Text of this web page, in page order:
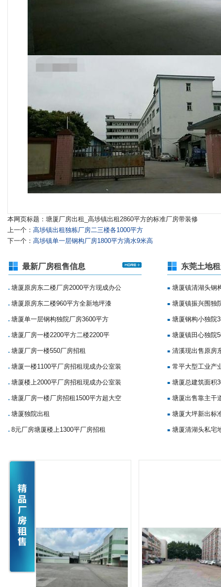
本网页标题：塘厦厂房出租_高埗镇出租2860平方的标准厂房带装修
上一个： 高埗镇出租独栋厂房二三楼各1000平方
下一个： 高埗镇单一层钢构厂房1800平方滴水9米高
最新厂房租售信息
■塘厦原房东二楼厂房2000平方现成办公
■塘厦原房东二楼960平方全新地坪漆
■塘厦单一层钢构独院厂房3600平方
■塘厦厂房一楼2200平方二楼2200平
■塘厦厂房一楼550厂房招租
■塘厦一楼1100平厂房招租现成办公室装
■塘厦楼上2000平厂房招租现成办公室装
■塘厦厂房一楼厂房招租1500平方超大空
■塘厦独院出租
■8元厂房塘厦楼上1300平厂房招租
东莞土地
■ 塘厦镇清湖头钢
■ 塘厦镇振兴围独
■ 塘厦钢构小独院
■ 塘厦镇田心独院
■ 清溪现出售原房
■ 常平大型工业产
■ 塘厦总建筑面积
■ 塘厦出售靠主干
■ 塘厦大坪新出标
■ 塘厦清湖头私宅